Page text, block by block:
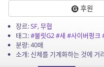
후원
장르:SF,무협
태그:#불릿G2#새 #사이버펑크
분량: 40매